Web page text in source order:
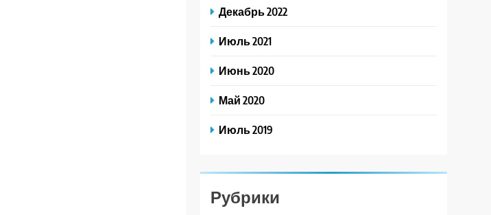
Декабрь 2022
Июль 2021
Июнь 2020
Май 2020
Июль 2019
Рубрики